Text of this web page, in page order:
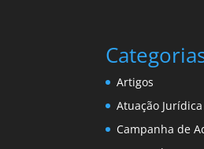
Artigos
Atuação Jurídica
Campanha de